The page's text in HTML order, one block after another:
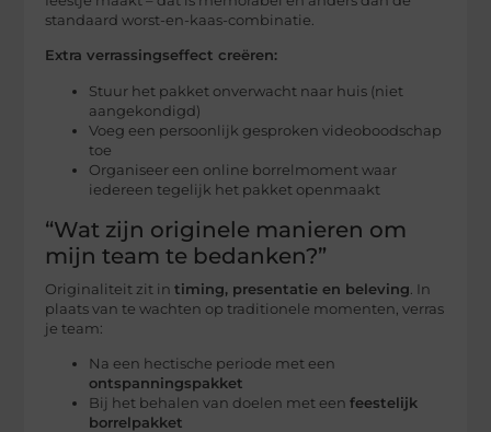
standaard worst-en-kaas-combinatie.
Extra verrassingseffect creëren:
Stuur het pakket onverwacht naar huis (niet
aangekondigd)
Voeg een persoonlijk gesproken videoboodschap
toe
Organiseer een online borrelmoment waar
iedereen tegelijk het pakket openmaakt
“Wat zijn originele manieren om
mijn team te bedanken?”
Originaliteit zit intiming, presentatie en beleving . In
plaats van te wachten op traditionele momenten, verras
je team:
Na een hectische periode met een
ontspanningspakket
Bij het behalen van doelen met eenfeestelijk
borrelpakket